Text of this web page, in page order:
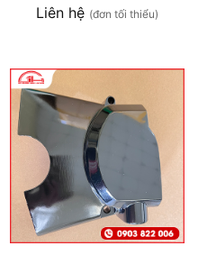
Liên hệ (đơn tối thiểu)